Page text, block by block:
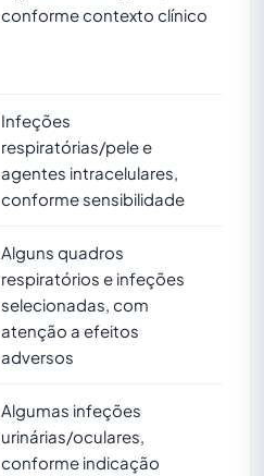
conforme contexto clínico
Infeções
respiratórias/pele e
agentes intracelulares,
conforme sensibilidade
Alguns quadros
respiratórios e infeções
selecionadas, com
atenção a efeitos
adversos
Algumas infeções
urinárias/oculares,
conforme indicação